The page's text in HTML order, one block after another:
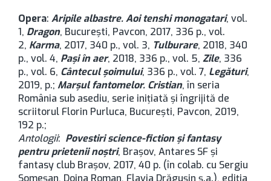
Opera: Aripile albastre. Aoi tenshi monogatari, vol.
1, Dragon, București, Pavcon, 2017, 336 p., vol.
2, Karma, 2017, 340 p., vol. 3, Tulburare, 2018, 340
p., vol. 4, Pași în aer, 2018, 336 p., vol. 5, Zile, 336
p., vol. 6, Cântecul șoimului, 336 p., vol. 7, Legături,
2019, p.; Marșul fantomelor. Cristian, în seria
România sub asediu, serie inițiată și îngrijită de
scriitorul Florin Purluca, București, Pavcon, 2019,
192 p.;
Antologii: Povestiri science-fiction și fantasy
pentru prietenii noștri, Brașov, Antares SF și
fantasy club Brașov, 2017, 40 p. (în colab. cu Sergiu
Someșan, Doina Roman, Flavia Drăgușin ș.a.), ediția